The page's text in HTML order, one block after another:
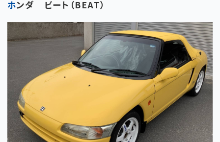
ホンダ ビート（BEAT）